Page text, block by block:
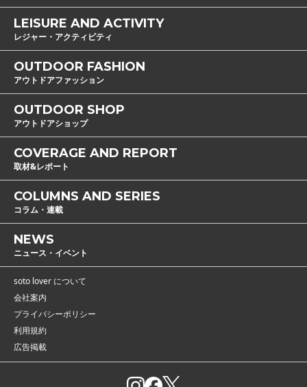
LEISURE AND ACTIVITY
レジャー・アクティビティ
OUTDOOR FASHION
アウトドアファッション
OUTDOOR SHOP
アウトドアショップ
COVERAGE AND REPORT
取材&レポート
COLUMNS AND SERIES
コラム・連載
NEWS
ニュース・イベント
soto lover について
会社案内
プライバシーポリシー
利用規約
広告掲載